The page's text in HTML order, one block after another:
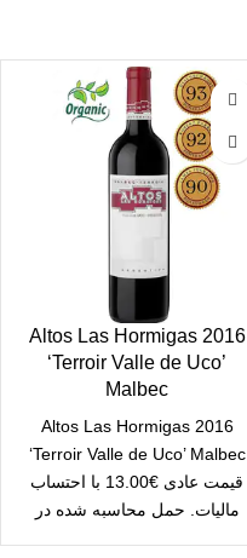
2016 Altos Las Hormigas
‘Terroir Valle de Uco’
Malbec
2016 Altos Las Hormigas
‘Terroir Valle de Uco’ Malbec
قیمت عادی €13.00 با احتساب
مالیات. حمل محاسبه شده در